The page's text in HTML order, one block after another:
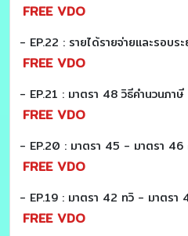
FREE VDO
FREE VDO
FREE VDO
FREE VDO
FREE VDO